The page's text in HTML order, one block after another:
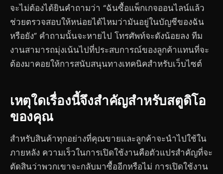
จะไม่ต้องได้ยินคำถามว่า “ฉันซื้อแพ็กเกจออนไลน์แล้ว
ช่วยตรวจสอบให้หน่อยได้ไหมว่ามันอยู่ในบัญชีของฉัน
หรือยัง” คำถามนั้นจะหายไป โทรศัพท์จะดังน้อยลง ทีม
งานสามารถมุ่งเน้นไปที่ประสบการณ์ของลูกค้าแทนที่จะ
ต้องมาคอยให้การสนับสนุนทางเทคนิคสำหรับเว็บไซต์
เหตุใดเรื่องนี้จึงสำคัญสำหรับสตูดิโอ
ของคุณ
สำหรับสินค้าทุกอย่างที่คุณขายและลูกค้าจะนำไปใช้ใน
ภายหลัง ความเร็วในการเปิดใช้งานคือตัวแปรสำคัญที่จะ
ตัดสินว่าพวกเขาจะกลับมาซื้ออีกหรือไม่ การเปิดใช้งาน